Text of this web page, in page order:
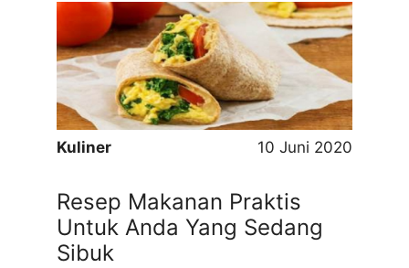
kita bisa memasaknya sendiri dirumah dan
itu sangat mudah dilakukan. Dengan kita
mengenal berbagai macam masakan
nusantara sama saja ...Read more
Kuliner 10 Juni 2020
Resep Makanan Praktis
Untuk Anda Yang Sedang
Sibuk